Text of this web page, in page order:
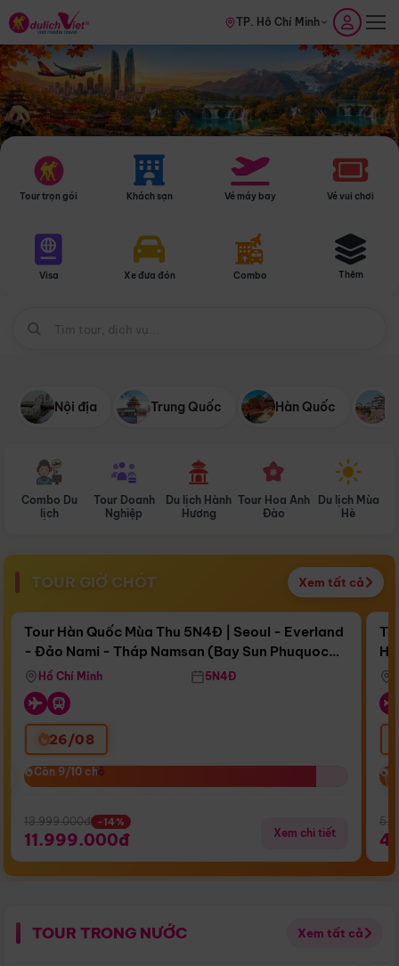
TP. Hồ Chí Minh
Tour trọn gói Khách sạn Vé máy bay Vé vui chơi
Visa Xe đưa đón Combo Thêm
Nội địa Trung Quốc Hàn Quốc
Combo Du
lịch
Tour Doanh
Nghiệp
Du lịch Hành
Hương
Tour Hoa Anh
Đào
Du lịch Mùa
Hè
TOUR GIỜ CHÓT Xem tất cả
Còn15 ngày 20:28:12
Bay Sun Phuquoc Airways
Điểm nổi bật
Tour Hàn Quốc Mùa Thu 5N4Đ | Seoul - Everland
- Đảo Nami - Tháp Namsan (Bay Sun Phuquoc
Airways)
Hồ Chí Minh 5N4Đ
26/08
Còn 9/10 chỗ
Còn 9/10 chỗ
13.999.000đ -14%
11.999.000đ Xem chi tiết
TOUR TRONG NƯỚC Xem tất cả
Điểm nổi bật